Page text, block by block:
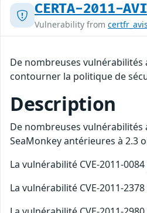
CERTA-2011-
Vulnerability from certfr_avis
De nombreuses
contourner la politique de
Description
De nombreuses vulnérabilités
SeaMonkey antérieures à 2.3
La vulnérabilité CVE-2011-
La vulnérabilité CVE-2011-